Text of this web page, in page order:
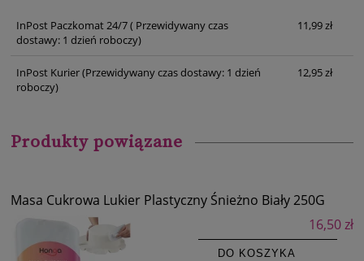
InPost Paczkomat 24/7( Przewidywany czas
dostawy: 1 dzień roboczy)
11,99 zł
InPost Kurier(Przewidywany czas dostawy: 1 dzień
roboczy)
12,95 zł
Produkty powiązane
Masa Cukrowa Lukier Plastyczny Śnieżno Biały 250G
16,50 zł
DO KOSZYKA